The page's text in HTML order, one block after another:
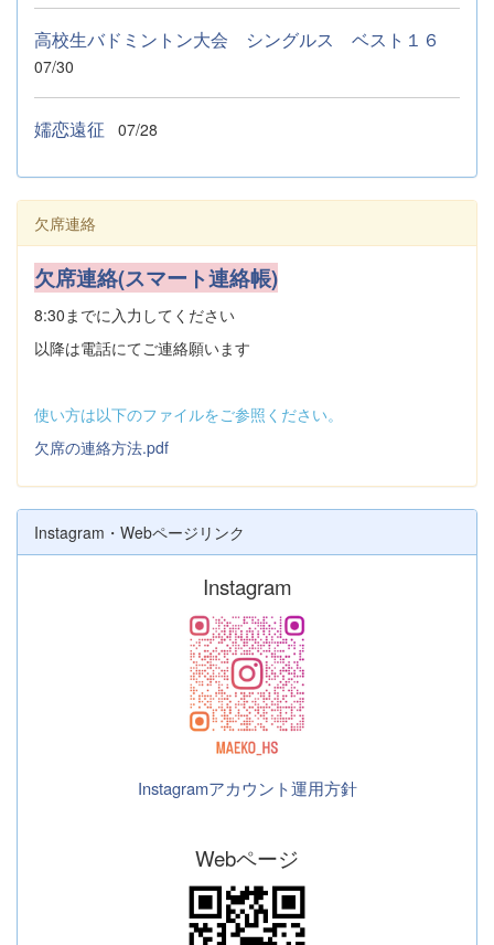
高校生バドミントン大会 シングルス ベスト１６
07/30
嬬恋遠征 07/28
欠席連絡
欠席連絡(スマート連絡帳)
8:30までに入力してください
以降は電話にてご連絡願います
使い方は以下のファイルをご参照ください。
欠席の連絡方法.pdf
Instagram・Webページリンク
Instagram
Instagramアカウント運用方針
Webページ